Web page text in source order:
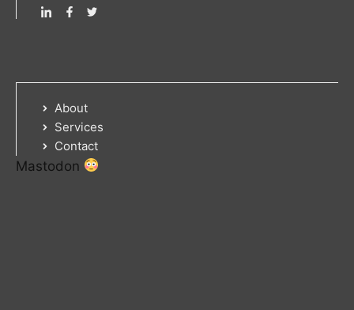
About
Services
Contact
Mastodon